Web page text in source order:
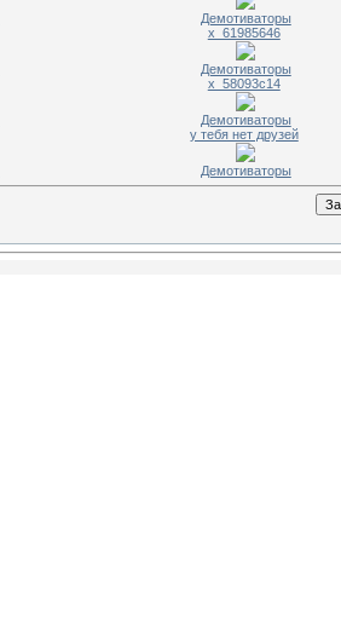
Демотиваторы
x_61985646
Демотиваторы
x_58093c14
Демотиваторы
у тебя нет друзей
Демотиваторы